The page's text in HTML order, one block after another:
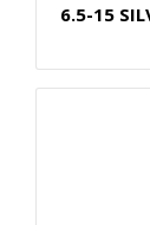
6.5-15